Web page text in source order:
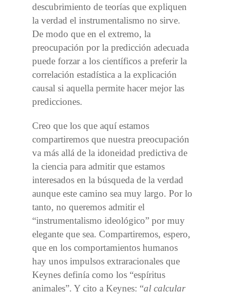
descubrimiento de teorías que expliquen
la verdad el instrumentalismo no sirve.
De modo que en el extremo, la
preocupación por la predicción adecuada
puede forzar a los científicos a preferir la
correlación estadística a la explicación
causal si aquella permite hacer mejor las
predicciones.
Creo que los que aquí estamos
compartiremos que nuestra preocupación
va más allá de la idoneidad predictiva de
la ciencia para admitir que estamos
interesados en la búsqueda de la verdad
aunque este camino sea muy largo. Por lo
tanto, no queremos admitir el
“instrumentalismo ideológico” por muy
elegante que sea. Compartiremos, espero,
que en los comportamientos humanos
hay unos impulsos extraracionales que
Keynes definía como los “espíritus
animales”. Y cito a Keynes: “al calcular